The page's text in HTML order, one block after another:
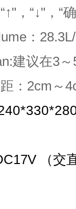
，“↓"，“
：
建议在3～
： 2cm ～
（交